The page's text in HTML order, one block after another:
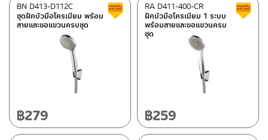
ชุดฝักบัวมือโครเมียม พร้อม
สายและขอแขวนครบชุด
BN D413-D112C สินค้าลดราคา เคลียร์สต็อก
฿279
ฝักบัวมือโครเมียม 1 ระบบ
พร้อมสายและขอแขวนครบ
ชุด
RA D411-400-CR
฿259